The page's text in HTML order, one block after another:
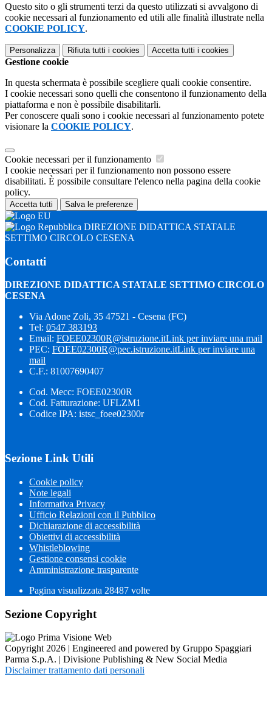
Questo sito o gli strumenti terzi da questo utilizzati si avvalgono di
cookie necessari al funzionamento ed utili alle finalità illustrate nella
COOKIE POLICY.
Personalizza Rifiuta tutti i cookies Accetta tutti i cookies
Gestione cookie
In questa schermata è possibile scegliere quali cookie consentire.
I cookie necessari sono quelli che consentono il funzionamento della
piattaforma e non è possibile disabilitarli.
Per conoscere quali sono i cookie necessari al funzionamento potete
visionare la COOKIE POLICY.
Cookie necessari per il funzionamento
I cookie necessari per il funzionamento non possono essere
disabilitati. È possibile consultare l'elenco nella pagina della cookie
policy.
Accetta tutti Salva le preferenze
DIREZIONE DIDATTICA STATALE
SETTIMO CIRCOLO CESENA
Contatti
DIREZIONE DIDATTICA STATALE SETTIMO CIRCOLO
CESENA
Via Adone Zoli, 35 47521 - Cesena (FC)
Tel: 0547 383193
Email: FOEE02300R@istruzione.itLink per inviare una mail
PEC: FOEE02300R@pec.istruzione.itLink per inviare una
mail
C.F.: 81007690407
Cod. Mecc: FOEE02300R
Cod. Fatturazione: UFLZM1
Codice IPA: istsc_foee02300r
Sezione Link Utili
Cookie policy
Note legali
Informativa Privacy
Ufficio Relazioni con il Pubblico
Dichiarazione di accessibilità
Obiettivi di accessibilità
Whistleblowing
Gestione consensi cookie
Amministrazione trasparente
Pagina visualizzata 28487 volte
Sezione Copyright
Copyright 2026 | Engineered and powered by Gruppo Spaggiari
Parma S.p.A. | Divisione Publishing & New Social Media
Disclaimer trattamento dati personali